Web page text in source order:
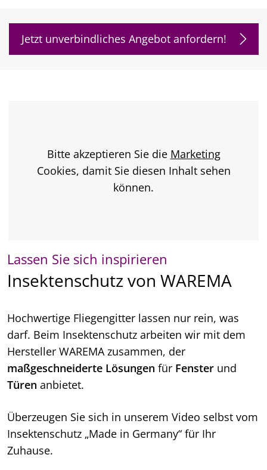
Jetzt unverbindliches Angebot anfordern!
Bitte akzeptieren Sie die Marketing
Cookies, damit Sie diesen Inhalt sehen
können.
Lassen Sie sich inspirieren
Insektenschutz von WAREMA
Hochwertige Fliegengitter lassen nur rein, was
darf. Beim Insektenschutz arbeiten wir mit dem
Hersteller WAREMA zusammen, der
maßgeschneiderte Lösungen für Fenster und
Türen anbietet.
Überzeugen Sie sich in unserem Video selbst vom
Insektenschutz „Made in Germany“ für Ihr
Zuhause.